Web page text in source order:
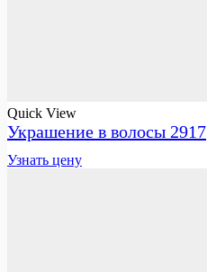
Quick View
Украшение в волосы 2917
Узнать цену